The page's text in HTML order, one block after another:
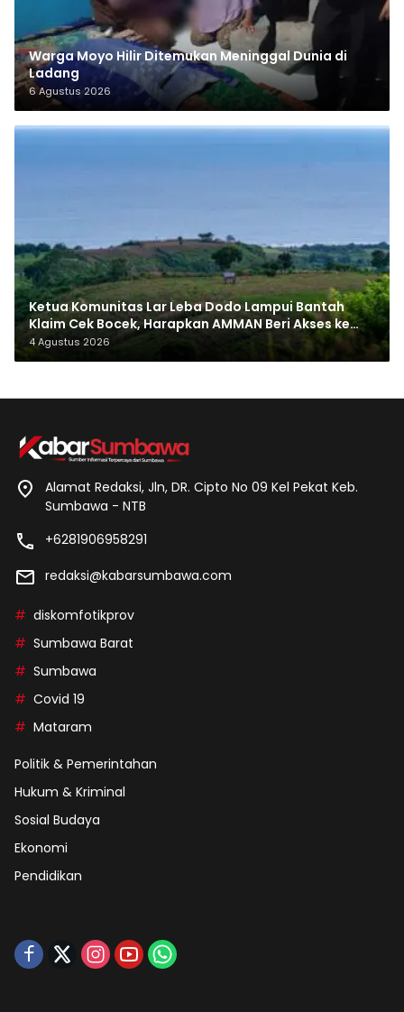
Warga Moyo Hilir Ditemukan Meninggal Dunia di
Ladang
6 Agustus 2026
Ketua Komunitas Lar Leba Dodo Lampui Bantah
Klaim Cek Bocek, Harapkan AMMAN Beri Akses ke
Makam Leluhur
4 Agustus 2026
Alamat Redaksi, Jln, DR. Cipto No 09 Kel Pekat Keb.
Sumbawa - NTB
+6281906958291
redaksi@kabarsumbawa.com
diskomfotikprov
Sumbawa Barat
Sumbawa
Covid 19
Mataram
Politik & Pemerintahan
Hukum & Kriminal
Sosial Budaya
Ekonomi
Pendidikan